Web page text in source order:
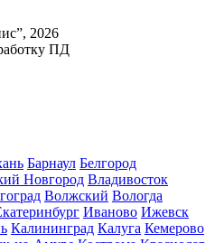
2026
ПД
Барнаул Белгород
Новгород Владивосток
Волжский Вологда
Иваново Ижевск
Калининград Калуга Кемерово